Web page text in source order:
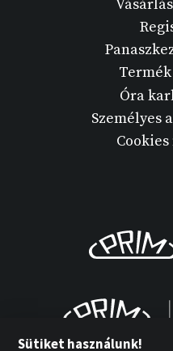
Óra
Személyes
Sütiket használunk!